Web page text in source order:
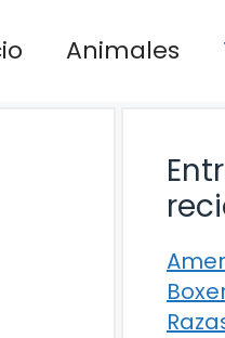
Animales